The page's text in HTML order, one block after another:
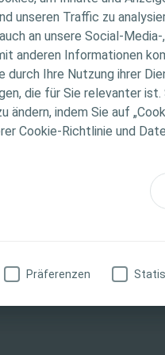
unseren Traffic zu
an unsere Social-
anderen Informationen
durch Ihre Nutzung ihrer
die für Sie relevanter
ändern, indem Sie auf
Cookie-Richtlinie und
Präferenzen
sich nur an
Informations- und
medizinischen Rat.
liegt beim
zu den
ist konsequentes Training
dazu, es können
Anal-Tampons